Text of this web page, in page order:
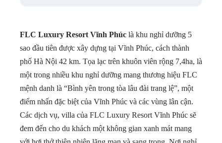
FLC Luxury Resort Vĩnh Phúc là khu nghỉ dưỡng 5
sao đầu tiên được xây dựng tại Vĩnh Phúc, cách thành
phố Hà Nội 42 km. Tọa lạc trên khuôn viên rộng 7,4ha, là
một trong nhiều khu nghỉ dưỡng mang thương hiệu FLC
mệnh danh là “Bình yên trong tòa lâu đài trang lệ”, một
điểm nhấn đặc biệt của Vĩnh Phúc và các vùng lân cận.
Các dịch vụ, villa của FLC Luxury Resort Vĩnh Phúc sẽ
đem đến cho du khách một không gian xanh mát mang